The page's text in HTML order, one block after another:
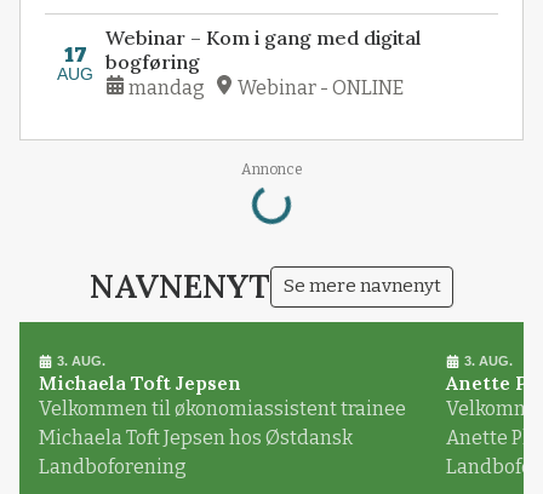
17
AUG
Webinar – Kom i gang med digital
bogføring
mandag Webinar - ONLINE
Annonce
Loading...
NAVNENYT Se mere navnenyt
3. AUG.
Michaela Toft Jepsen
Velkommen til økonomiassistent trainee
Michaela Toft Jepsen hos Østdansk
Landboforening
3. AUG.
Anette
Anette